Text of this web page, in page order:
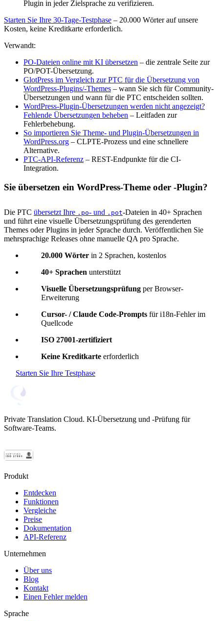
Plugin in jeder Zielsprache zu verifizieren.
Starten Sie Ihre 30-Tage-Testphase – 20.000 Wörter auf unsere
Kosten, keine Kreditkarte erforderlich.
Verwandt:
PO-Dateien online mit KI übersetzen – die zentrale Seite zur
PO/POT-Übersetzung.
GlotPress im Vergleich zur PTC für die Übersetzung von
WordPress-Plugins/-Themes – wann Sie sich für Community-
Übersetzungen und wann für die PTC entscheiden sollten.
WordPress-Plugin-Übersetzungen werden nicht angezeigt?
Fehlende Übersetzungen beheben – Leitfaden zur
Fehlerbehebung.
So importieren Sie Theme- und Plugin-Übersetzungen in
WordPress.org – CLPTE-Prozess und eine schnellere
Alternative.
PTC-API-Referenz – REST-Endpunkte für die CI-
Integration.
Sie übersetzen ein WordPress-Theme oder -Plugin?
Die PTC übersetzt Ihre .po- und .pot-Dateien in 40+ Sprachen
und führt eine visuelle Übersetzungsprüfung des gerenderten
Themes oder Plugins in jeder Sprache durch. Veröffentlichen Sie
mehrsprachige Releases ohne manuelle QA pro Sprache.
20.000 Wörter in 2 Sprachen, kostenlos
40+ Sprachen unterstützt
Visuelle Übersetzungsprüfung per Browser-
Erweiterung
Cursor- / Claude Code-Prompts für i18n-Fehler im
Quellcode
ISO 27001-zertifiziert
Keine Kreditkarte erforderlich
Starten Sie Ihre Testphase
Private Translation Cloud. KI-Übersetzung und -Prüfung für
Software-Teams.
Produkt
Entdecken
Funktionen
Vergleiche
Preise
Dokumentation
API-Referenz
Unternehmen
Über uns
Blog
Kontakt
Einen Fehler melden
Sprache